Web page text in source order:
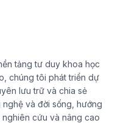
tảng tư duy khoa học
chúng tôi phát triển dự
lưu trữ và chia sẻ
và đời sống, hướng
nghiên cứu và nâng cao